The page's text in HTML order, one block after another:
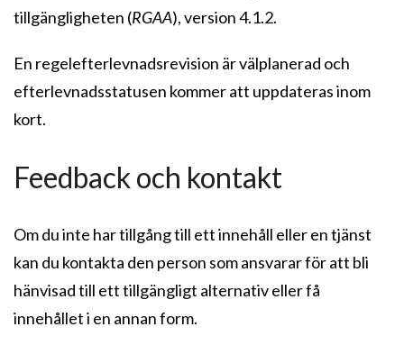
tillgängligheten (RGAA), version 4.1.2.
En regelefterlevnadsrevision är välplanerad och
efterlevnadsstatusen kommer att uppdateras inom
kort.
Feedback och kontakt
Om du inte har tillgång till ett innehåll eller en tjänst
kan du kontakta den person som ansvarar för att bli
hänvisad till ett tillgängligt alternativ eller få
innehållet i en annan form.